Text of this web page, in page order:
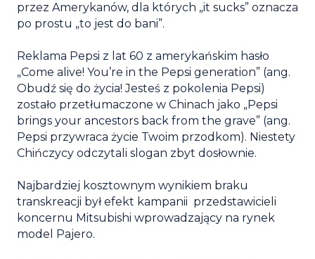
przez Amerykanów, dla których „it sucks” oznacza
po prostu „to jest do bani”.
Reklama Pepsi z lat 60 z amerykańskim hasło
„Come alive! You’re in the Pepsi generation” (ang.
Obudź się do życia! Jesteś z pokolenia Pepsi)
zostało przetłumaczone w Chinach jako „Pepsi
brings your ancestors back from the grave” (ang.
Pepsi przywraca życie Twoim przodkom). Niestety
Chińczycy odczytali slogan zbyt dosłownie.
Najbardziej kosztownym wynikiem braku
transkreacji był efekt kampanii przedstawicieli
koncernu Mitsubishi wprowadzający na rynek
model Pajero.